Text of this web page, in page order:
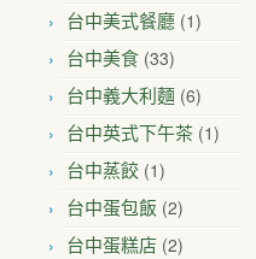
台中美式餐廳 (1)
台中美食 (33)
台中義大利麵 (6)
台中英式下午茶 (1)
台中蒸餃 (1)
台中蛋包飯 (2)
台中蛋糕店 (2)